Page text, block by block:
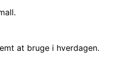
at bruge i hverdagen.